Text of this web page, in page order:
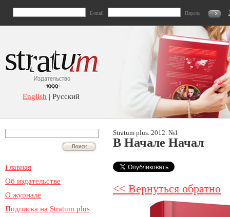
E-mail Пароль
English | Русский
Главная
Об издательстве
О журнале
Подписка на Stratum plus
Stratum plus. 2012. №1
В Hачале Hачал
<< Вернуться обратно